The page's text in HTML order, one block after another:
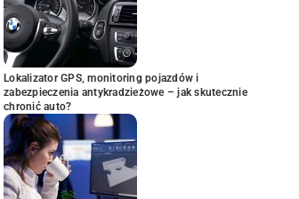
Lokalizator GPS, monitoring pojazdów i
zabezpieczenia antykradzieżowe – jak skutecznie
chronić auto?